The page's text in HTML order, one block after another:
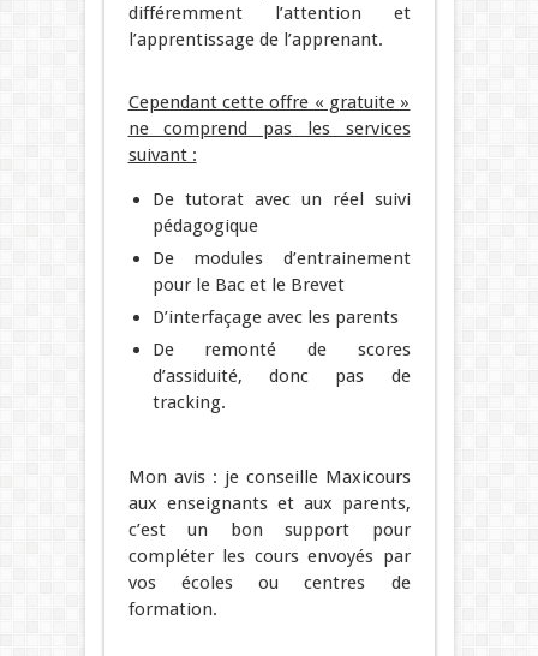
différemment l’attention et
l’apprentissage de l’apprenant.
Cependant cette offre « gratuite »
ne comprend pas les services
suivant :
De tutorat avec un réel suivi
pédagogique
De modules d’entrainement
pour le Bac et le Brevet
D’interfaçage avec les parents
De remonté de scores
d’assiduité, donc pas de
tracking.
Mon avis : je conseille Maxicours
aux enseignants et aux parents,
c’est un bon support pour
compléter les cours envoyés par
vos écoles ou centres de
formation.